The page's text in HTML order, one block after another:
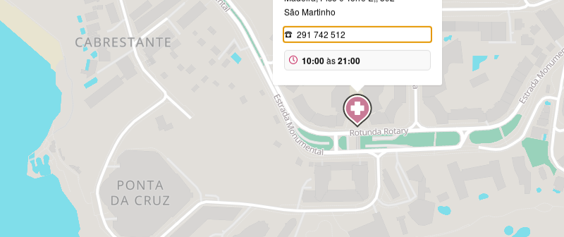
São Martinho
291 742 512
10:00às21:00